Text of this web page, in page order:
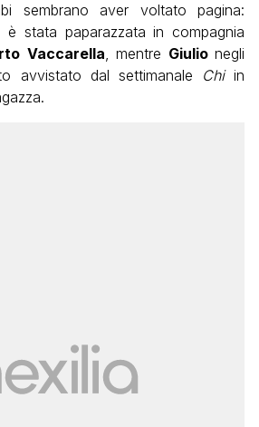
sembrano aver voltato pagina:
è stata paparazzata in compagnia
Vaccarella, mentre Giulionegli
avvistato dal settimanale
Chiin